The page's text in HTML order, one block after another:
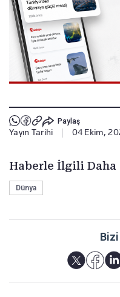
Paylaş
Yayın Tarihi 04 Ekim,
Haberle İlgili Daha
Dünya